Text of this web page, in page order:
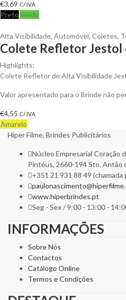
€3,69 C/ IVA
PretoVerde
Alta Visibilidade, Automóvel, Coletes,
Colete Refletor Jestol
Highlights:
Colete Refletor de Alta Visibilidade
Valor apresentado para o Brinde não
€4,55 C/ IVA
Amarelo
Hiper Filme, Brindes Publicitários
Núcleo Empresarial Coração
Pintéus, 2660-194 Sto. Antão
+351 21 931 88 49 (chamada
www.hiperbrindes.pt
Seg - Sex / 9:00 - 13:00 -
INFORMAÇÕES
Sobre Nós
Contactos
Catálogo Online
Termos e Condições